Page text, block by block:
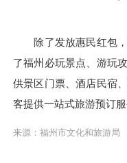
除了发放惠民红包，
了福州必玩景点、游玩
供景区门票、酒店民宿
客提供一站式旅游预订服
来源：福州市文化和旅游局